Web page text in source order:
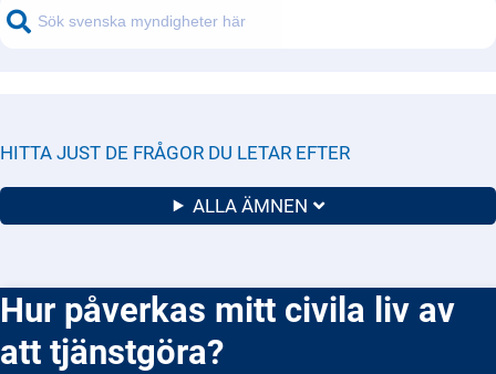
HITTA JUST DE FRÅGOR DU LETAR EFTER
ALLA ÄMNEN
Hur påverkas mitt civila liv av
att tjänstgöra?